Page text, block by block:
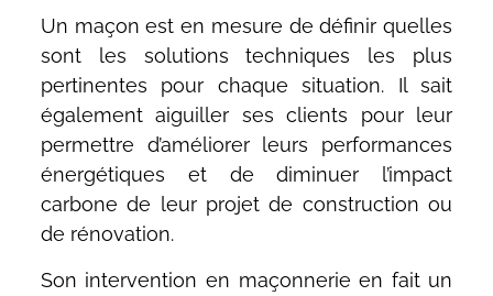
Un maçon est en mesure de définir quelles
sont les solutions techniques les plus
pertinentes pour chaque situation. Il sait
également aiguiller ses clients pour leur
permettre d’améliorer leurs performances
énergétiques et de diminuer l’impact
carbone de leur projet de construction ou
de rénovation.
Son intervention en maçonnerie en fait un